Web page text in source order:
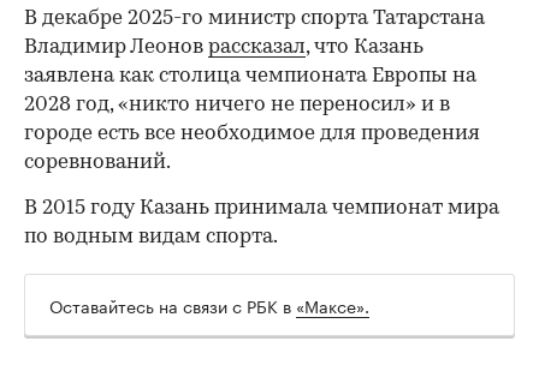
В декабре 2025-го министр спорта Татарстана
Владимир Леонов рассказал, что Казань
заявлена как столица чемпионата Европы на
2028 год, «никто ничего не переносил» и в
городе есть все необходимое для проведения
соревнований.
В 2015 году Казань принимала чемпионат мира
по водным видам спорта.
Оставайтесь на связи с РБК в «Максе».